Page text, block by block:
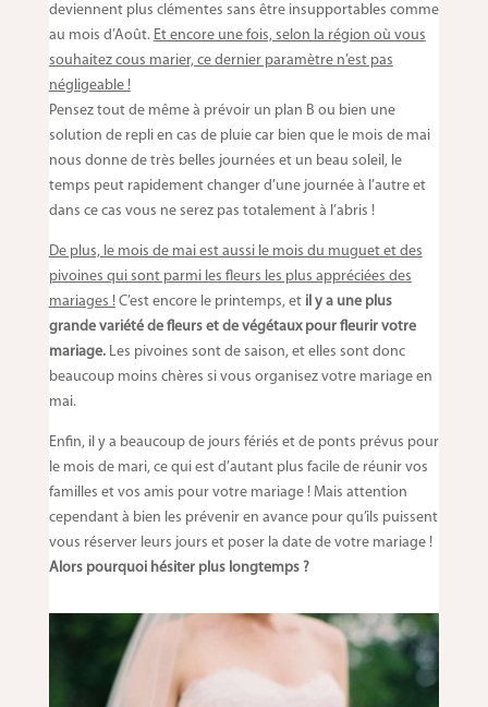
deviennent plus clémentes sans être insupportables comme
au mois d’Août. Et encore une fois, selon la région où vous
souhaitez cous marier, ce dernier paramètre n’est pas
négligeable !
Pensez tout de même à prévoir un plan B ou bien une
solution de repli en cas de pluie car bien que le mois de mai
nous donne de très belles journées et un beau soleil, le
temps peut rapidement changer d’une journée à l’autre et
dans ce cas vous ne serez pas totalement à l’abris !
De plus, le mois de mai est aussi le mois du muguet et des
pivoines qui sont parmi les fleurs les plus appréciées des
mariages !C’est encore le printemps, et il y a une plus
grande variété de fleurs et de végétaux pour fleurir votre
mariage.Les pivoines sont de saison, et elles sont donc
beaucoup moins chères si vous organisez votre mariage en
mai.
Enfin, il y a beaucoup de jours fériés et de ponts prévus pour
le mois de mari, ce qui est d’autant plus facile de réunir vos
familles et vos amis pour votre mariage ! Mais attention
cependant à bien les prévenir en avance pour qu’ils puissent
vous réserver leurs jours et poser la date de votre mariage !
Alors pourquoi hésiter plus longtemps ?